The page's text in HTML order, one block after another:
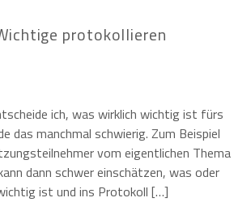
protokollieren
ich, was wirklich wichtig ist fürs
das manchmal schwierig. Zum Beispiel
vom eigentlichen Thema
dann schwer einschätzen, was oder
ist und ins Protokoll […]